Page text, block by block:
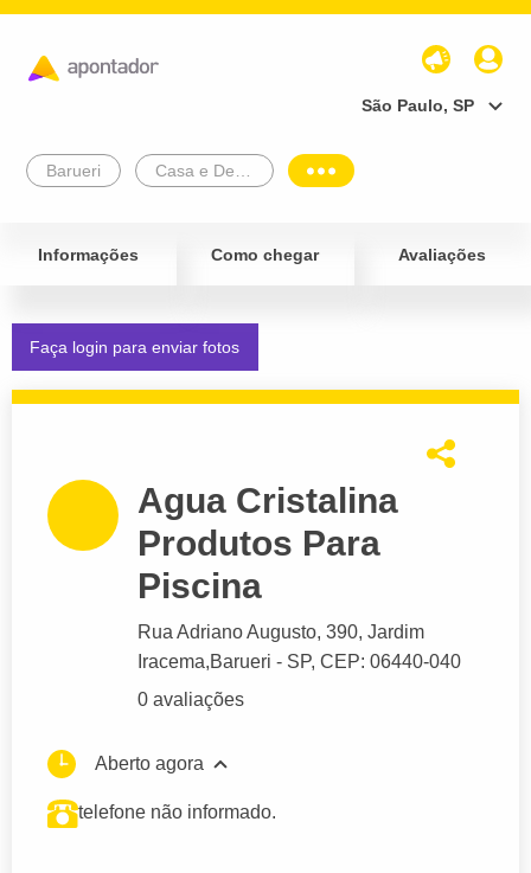
São Paulo, SP
Barueri
Informações Como chegar Avaliações
Faça login para enviar fotos
Agua Cristalina
Produtos Para
Piscina
Rua Adriano Augusto, 390, Jardim
Iracema,Barueri - SP, CEP: 06440-040
0 avaliações
Aberto agora
telefone não informado.